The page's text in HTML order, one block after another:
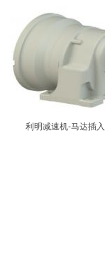
利明减速机-马达插